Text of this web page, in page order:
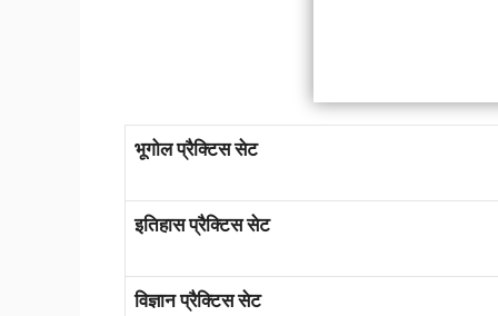
भूगोल प्रैक्टिस सेट
इतिहास प्रैक्टिस सेट
विज्ञान प्रैक्टिस सेट